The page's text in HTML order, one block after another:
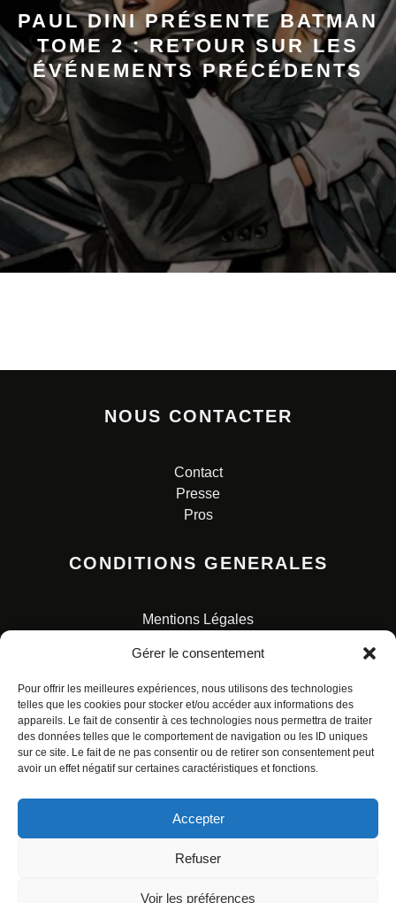
Gérer le consentement
Pour offrir les meilleures expériences, nous utilisons des technologies
telles que les cookies pour stocker et/ou accéder aux informations des
appareils. Le fait de consentir à ces technologies nous permettra de traiter
des données telles que le comportement de navigation ou les ID uniques
sur ce site. Le fait de ne pas consentir ou de retirer son consentement peut
avoir un effet négatif sur certaines caractéristiques et fonctions.
Accepter
Refuser
Voir les préférences
PAUL DINI PRÉSENTE BATMAN
TOME 2 : RETOUR SUR LES
ÉVÉNEMENTS PRÉCÉDENTS
NOUS CONTACTER
Contact
Presse
Pros
CONDITIONS GENERALES
Mentions Légales
Charte pour la protection des données personnelles
© ALL RIGHTS RESERVED. URBAN COMICS POUR LES